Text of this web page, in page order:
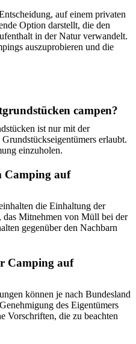
auf einem privaten
Option darstellt, die den
in der Natur verwandelt.
auszuprobieren und die
campen?
ist nur mit der
erlaubt.
einzuholen.
Camping auf
die Einhaltung der
das Mitnehmen von Müll bei der
gegenüber den Nachbarn
Camping auf
können je nach Bundesland
des Eigentümers
Vorschriften, die zu beachten